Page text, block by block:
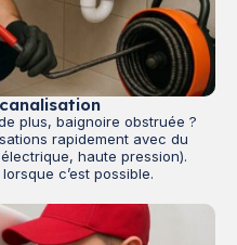
plus, baignoire obstruée ?
rapidement avec du
haute pression).
c’est possible.